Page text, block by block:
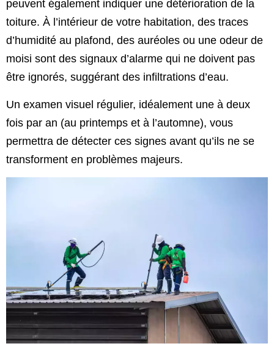
peuvent également indiquer une détérioration de la
toiture. À l’intérieur de votre habitation, des traces
d’humidité au plafond, des auréoles ou une odeur de
moisi sont des signaux d’alarme qui ne doivent pas
être ignorés, suggérant des infiltrations d’eau.
Un examen visuel régulier, idéalement une à deux
fois par an (au printemps et à l’automne), vous
permettra de détecter ces signes avant qu’ils ne se
transforment en problèmes majeurs.